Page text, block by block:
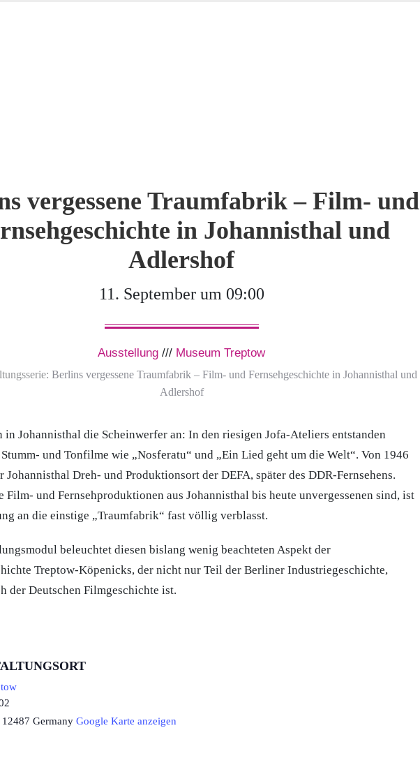
vergessene Traumfabrik – Film- und
in Johannisthal und
Adlershof
11. September um 09:00
Ausstellung /// Museum Treptow
Berlins vergessene Traumfabrik – Film- und Fernsehgeschichte in Johannisthal und
Adlershof
in Johannisthal die Scheinwerfer an: In den riesigen Jofa-Ateliers entstanden
und Tonfilme wie „Nosferatu“ und „Ein Lied geht um die Welt“. Von 1946
Johannisthal Dreh- und Produktionsort der DEFA, später des DDR-Fernsehens.
Film- und Fernsehproduktionen aus Johannisthal bis heute unvergessenen sind, ist
an die einstige „Traumfabrik“ fast völlig verblasst.
beleuchtet diesen bislang wenig beachteten Aspekt der
Treptow-Köpenicks, der nicht nur Teil der Berliner Industriegeschichte,
der Deutschen Filmgeschichte ist.
12487 Germany Google Karte anzeigen